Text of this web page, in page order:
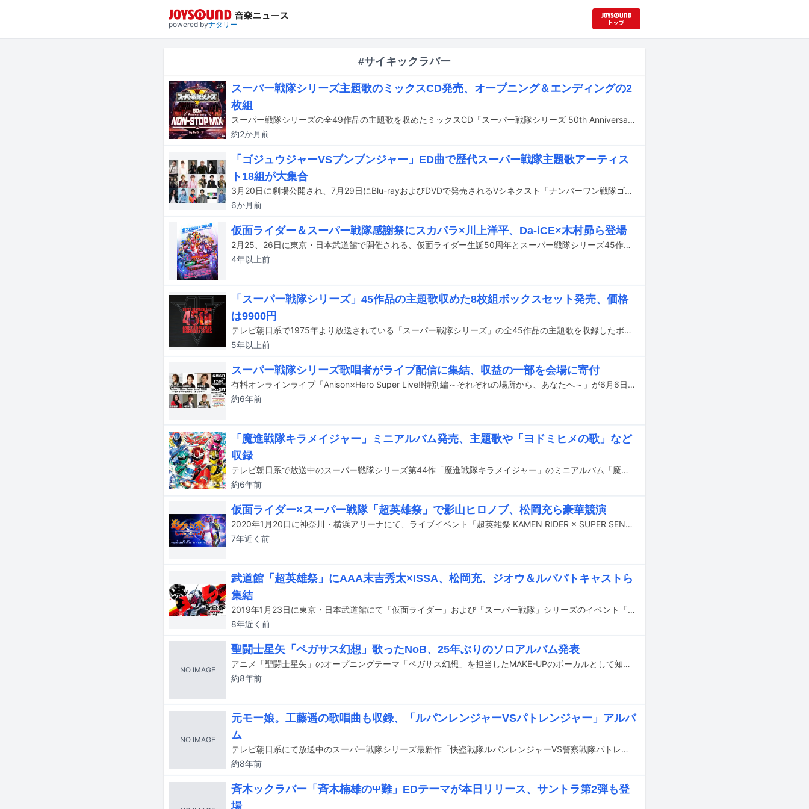
powered byナタリー
#サイキックラバー
スーパー戦隊シリーズ主題歌のミックスCD発売、オープニング＆エンディングの2
枚組
スーパー戦隊シリーズの全49作品の主題歌を収めたミックスCD「スーパー戦隊シリーズ 50th Anniversary NON-STOP MIX」が7月29日に発売される。
約2か月前
「ゴジュウジャーVSブンブンジャー」ED曲で歴代スーパー戦隊主題歌アーティス
ト18組が大集合
3月20日に劇場公開され、7月29日にBlu-rayおよびDVDで発売されるVシネクスト「ナンバーワン戦隊ゴジュウジャー VS ブンブンジャー」のエンディングテーマが、歴代スーパー戦隊主題歌アーティスト18組によるコラボレーション楽曲「シンガロン！スーパー戦隊SONG」に決定した。
6か月前
仮面ライダー＆スーパー戦隊感謝祭にスカパラ×川上洋平、Da-iCE×木村昴ら登場
2月25、26日に東京・日本武道館で開催される、仮面ライダー生誕50周年とスーパー戦隊シリーズ45作目の放送を記念したイベント「50×45 感謝祭 Anniversary LIVE & SHOW」の出演者が発表された。
4年以上前
「スーパー戦隊シリーズ」45作品の主題歌収めた8枚組ボックスセット発売、価格
は9900円
テレビ朝日系で1975年より放送されている「スーパー戦隊シリーズ」の全45作品の主題歌を収録したボックスセット「スーパー戦隊シリーズ45作品記念主題歌BOX LEGENDARY SONGS」が、4月21日にリリースされる。
5年以上前
スーパー戦隊シリーズ歌唱者がライブ配信に集結、収益の一部を会場に寄付
有料オンラインライブ「Anison×Hero Super Live!!特別編～それぞれの場所から、あなたへ～」が6月6日17:00からYouTubeで生配信される。
約6年前
「魔進戦隊キラメイジャー」ミニアルバム発売、主題歌や「ヨドミヒメの歌」など
収録
テレビ朝日系で放送中のスーパー戦隊シリーズ第44作「魔進戦隊キラメイジャー」のミニアルバム「魔進戦隊キラメイジャー1」が6月10日にリリースされる。
約6年前
仮面ライダー×スーパー戦隊「超英雄祭」で影山ヒロノブ、松岡充ら豪華競演
2020年1月20日に神奈川・横浜アリーナにて、ライブイベント「超英雄祭 KAMEN RIDER × SUPER SENTAI LIVE & SHOW 2020」が開催される。
7年近く 前
武道館「超英雄祭」にAAA末吉秀太×ISSA、松岡充、ジオウ＆ルパパトキャストら
集結
2019年1月23日に東京・日本武道館にて「仮面ライダー」および「スーパー戦隊」シリーズのイベント「超英雄祭 KAMEN RIDER × SUPER SENTAI LIVE & SHOW 2019」が開催される。
8年近く 前
NO IMAGE
聖闘士星矢「ペガサス幻想」歌ったNoB、25年ぶりのソロアルバム発表
アニメ「聖闘士星矢」のオープニングテーマ「ペガサス幻想」を担当したMAKE-UPのボーカルとして知られ、現在はスーパー戦隊シリーズの楽曲制作ユニット・Project.Rに在籍しつつ、DAIDA LAIDAのボーカルとして活躍するNoB。彼が25年ぶりとなるソロアルバム「No Regrets」を本日7月4日にリリースした。
約8年前
NO IMAGE
元モー娘。工藤遥の歌唱曲も収録、「ルパンレンジャーVSパトレンジャー」アルバ
ム
テレビ朝日系にて放送中のスーパー戦隊シリーズ最新作「快盗戦隊ルパンレンジャーVS警察戦隊パトレンジャー」のイメージソング集第3弾「快盗戦隊ルパンレンジャーVS警察戦隊パトレンジャー ミニアルバム3」に、ルパンイエローの早見初美花役を演じる工藤遥（ex.モーニング娘。'17）が歌う「秘めた想い」が収録される。
約8年前
斉木ックラバー「斉木楠雄のΨ難」EDテーマが本日リリース、サントラ第2弾も登
場